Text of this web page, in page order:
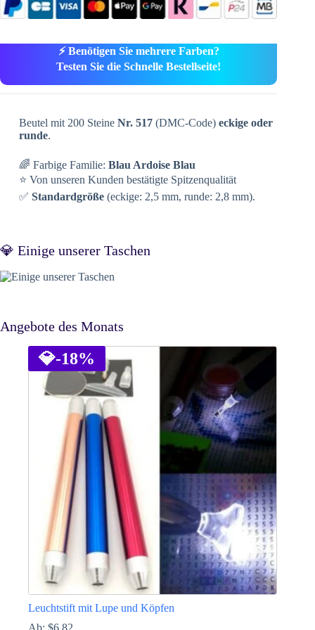
⚡ Benötigen Sie mehrere Farben?
Testen Sie die Schnelle Bestellseite!
Beutel mit 200 Steine Nr. 517(DMC-Code) eckige oder
runde.
🌈 Farbige Familie: Blau Ardoise Blau
⭐ Von unseren Kunden bestätigte Spitzenqualität
✅ Standardgröße(eckige: 2,5 mm, runde: 2,8 mm).
💎 Einige unserer Taschen
Angebote des Monats
💎-18%
Leuchtstift mit Lupe und Köpfen